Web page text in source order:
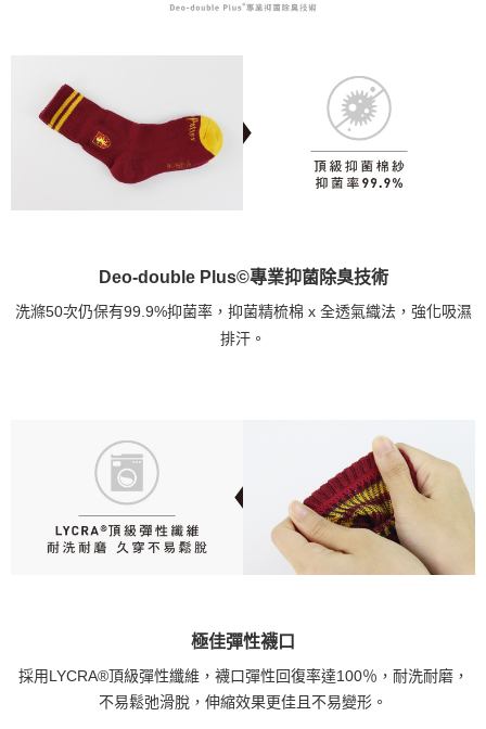
Deo-double Plus©專業抑菌除臭技術
洗滌50次仍保有99.9%抑菌率，抑菌精梳棉 x 全透氣織法，強化吸濕
排汗。
極佳彈性襪口
採用LYCRA®頂級彈性纖維，襪口彈性回復率達100％，耐洗耐磨，
不易鬆弛滑脫，伸縮效果更佳且不易變形。